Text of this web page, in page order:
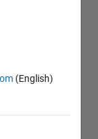
(English)